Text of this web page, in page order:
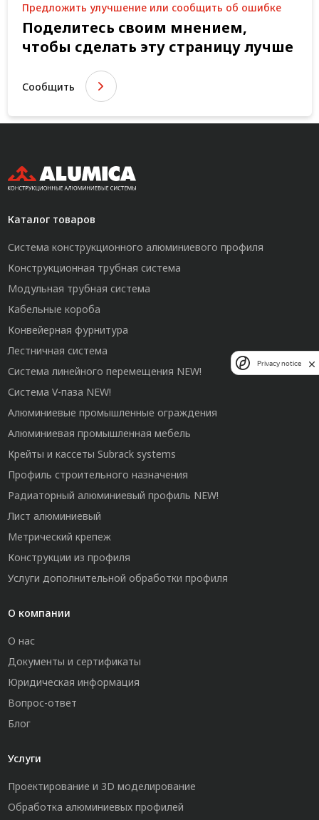
Предложить улучшение или сообщить об ошибке
Поделитесь своим мнением,
чтобы сделать эту страницу лучше
Сообщить
Каталог товаров
Система конструкционного алюминиевого профиля
Конструкционная трубная система
Модульная трубная система
Кабельные короба
Конвейерная фурнитура
Лестничная система
Система линейного перемещения NEW!
Система V-паза NEW!
Алюминиевые промышленные ограждения
Алюминиевая промышленная мебель
Крейты и кассеты Subrack systems
Профиль строительного назначения
Радиаторный алюминиевый профиль NEW!
Лист алюминиевый
Метрический крепеж
Конструкции из профиля
Услуги дополнительной обработки профиля
О компании
О нас
Документы и сертификаты
Юридическая информация
Вопрос-ответ
Блог
Услуги
Проектирование и 3D моделирование
Обработка алюминиевых профилей
Privacy notice